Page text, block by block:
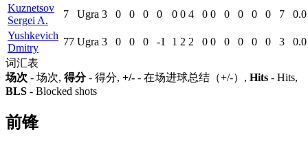
Kuznetsov
Sergei A.
7 Ugra 3 0 0 0 0 0 0 4 0 0 0 0 0 0 7
0.0
Yushkevich
Dmitry
77 Ugra 3 0 0 0 -1 1 2 2 0 0 0 0 0 0 3
0.0
词汇表
场次 - 场次, 得分- 得分, +/- - 在场进球总结（+/-）, Hits - Hits,
BLS - Blocked shots
前锋